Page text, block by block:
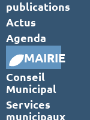
publications
Actus
Agenda
MAIRIE
Conseil
Municipal
Services
municipaux